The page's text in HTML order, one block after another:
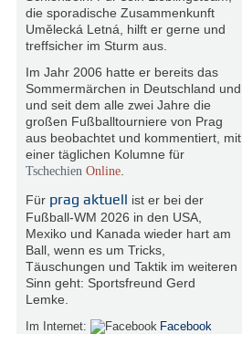
die sporadische Zusammenkunft
Umělecká Letná, hilft er gerne und
treffsicher im Sturm aus.
Im Jahr 2006 hatte er bereits das
Sommermärchen in Deutschland und
und seit dem alle zwei Jahre die
großen Fußballtourniere von Prag
aus beobachtet und kommentiert, mit
einer täglichen Kolumne für
TschechienOnline.
Für prag aktuell ist er bei der
Fußball-WM 2026 in den USA,
Mexiko und Kanada wieder hart am
Ball, wenn es um Tricks,
Täuschungen und Taktik im weiteren
Sinn geht: Sportsfreund Gerd
Lemke.
Im Internet: Facebook